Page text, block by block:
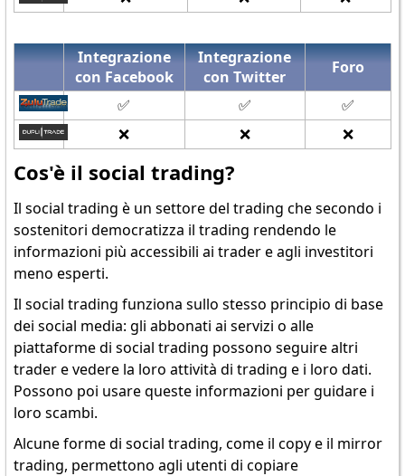
Integrazione
con Facebook
Integrazione
con Twitter
Foro
✅
✅
✅
❌
❌ ❌
Cos'è il social trading?
Il social trading è un settore del trading che secondo i
sostenitori democratizza il trading rendendo le
informazioni più accessibili ai trader e agli investitori
meno esperti.
Il social trading funziona sullo stesso principio di base
dei social media: gli abbonati ai servizi o alle
piattaforme di social trading possono seguire altri
trader e vedere la loro attività di trading e i loro dati.
Possono poi usare queste informazioni per guidare i
loro scambi.
Alcune forme di social trading, come il copy e il mirror
trading, permettono agli utenti di copiare